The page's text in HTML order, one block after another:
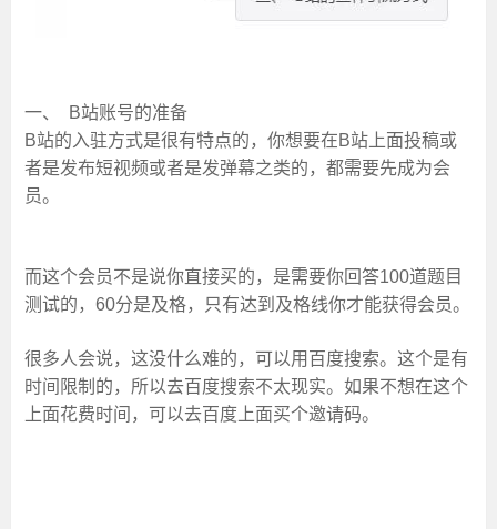
一、 B站账号的准备
B站的入驻方式是很有特点的，你想要在B站上面投稿或
者是发布短视频或者是发弹幕之类的，都需要先成为会
员。
而这个会员不是说你直接买的，是需要你回答100道题目
测试的，60分是及格，只有达到及格线你才能获得会员。
很多人会说，这没什么难的，可以用百度搜索。这个是有
时间限制的，所以去百度搜索不太现实。如果不想在这个
上面花费时间，可以去百度上面买个邀请码。